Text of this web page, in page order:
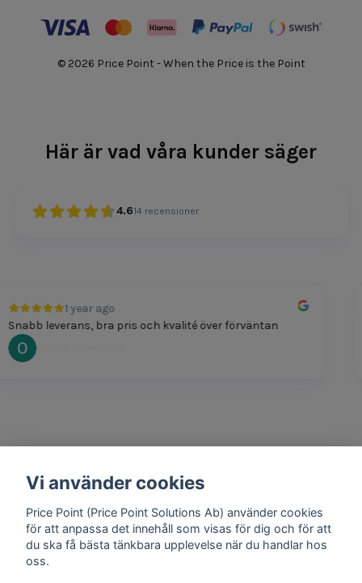
© 2026 Price Point - When the Price is the Point
Här är vad våra kunder säger
4.614 recensioner
1 year ago
leverans, bra pris och kvalité över förväntan
Oscar Svensson
1 year ago
Mathias Johansson
Vi använder cookies
Price Point (Price Point Solutions Ab) använder cookies
för att anpassa det innehåll som visas för dig och för att
du ska få bästa tänkbara upplevelse när du handlar hos
oss.